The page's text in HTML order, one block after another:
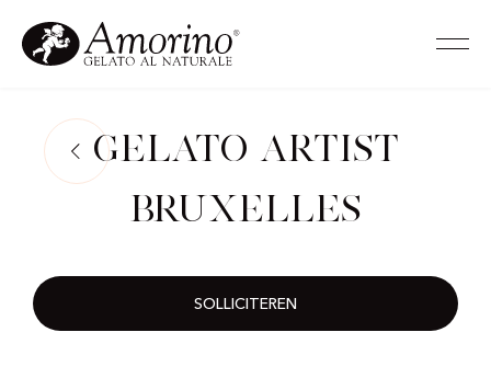
Gelato Artist
Bruxelles
SOLLICITEREN